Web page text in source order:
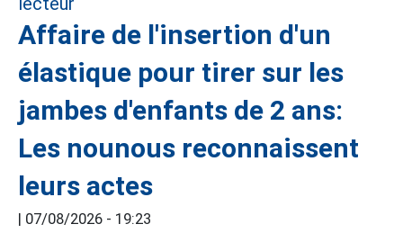
Affaire de l'insertion d'un
élastique pour tirer sur les
jambes d'enfants de 2 ans:
Les nounous reconnaissent
leurs actes
07/08/2026 - 19:23